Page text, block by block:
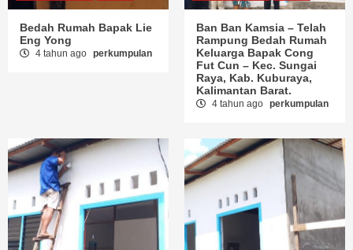
Bedah Rumah Bapak Lie
Eng Yong
4 tahun ago perkumpulan
Ban Ban Kamsia – Telah
Rampung Bedah Rumah
Keluarga Bapak Cong
Fut Cun – Kec. Sungai
Raya, Kab. Kuburaya,
Kalimantan Barat.
4 tahun ago perkumpulan